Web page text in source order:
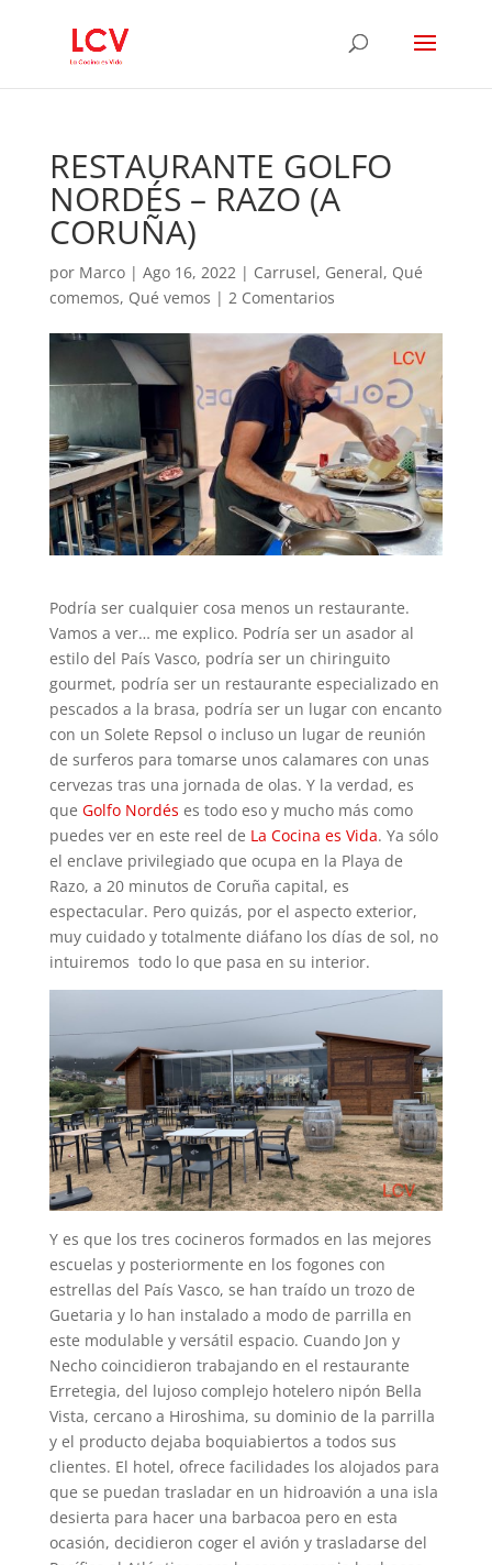
RESTAURANTE GOLFO
NORDÉS – RAZO (A
CORUÑA)
por Marco| Ago 16, 2022| Carrusel, General, Qué
comemos, Qué vemos | 2 Comentarios
Podría ser cualquier cosa menos un restaurante.
Vamos a ver… me explico. Podría ser un asador al
estilo del País Vasco, podría ser un chiringuito
gourmet, podría ser un restaurante especializado en
pescados a la brasa, podría ser un lugar con encanto
con un Solete Repsol o incluso un lugar de reunión
de surferos para tomarse unos calamares con unas
cervezas tras una jornada de olas. Y la verdad, es
que Golfo Nordés es todo eso y mucho más como
puedes ver en este reel de La Cocina es Vida. Ya sólo
el enclave privilegiado que ocupa en la Playa de
Razo, a 20 minutos de Coruña capital, es
espectacular. Pero quizás, por el aspecto exterior,
muy cuidado y totalmente diáfano los días de sol, no
intuiremos todo lo que pasa en su interior.
Y es que los tres cocineros formados en las mejores
escuelas y posteriormente en los fogones con
estrellas del País Vasco, se han traído un trozo de
Guetaria y lo han instalado a modo de parrilla en
este modulable y versátil espacio. Cuando Jon y
Necho coincidieron trabajando en el restaurante
Erretegia, del lujoso complejo hotelero nipón Bella
Vista, cercano a Hiroshima, su dominio de la parrilla
y el producto dejaba boquiabiertos a todos sus
clientes. El hotel, ofrece facilidades los alojados para
que se puedan trasladar en un hidroavión a una isla
desierta para hacer una barbacoa pero en esta
ocasión, decidieron coger el avión y trasladarse del